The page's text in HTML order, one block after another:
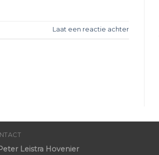
Laat een reactie achter
Leistra Hovenier